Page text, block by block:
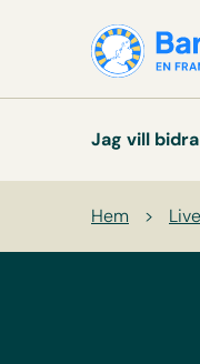
Jag vill bidra
Hem >